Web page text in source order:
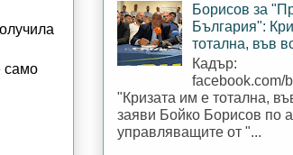
само
Борисов за
България":
тотална, във
Кадър:
facebook.com/
"Кризата им е тотална,
заяви Бойко Борисов по
управляващите от "...